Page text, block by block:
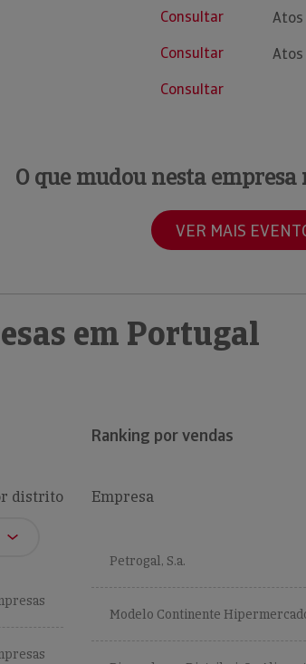
Consultar
Consultar
Consultar
Atos
O que mudou nesta
VER MAIS
em Portugal
distrito
Ranking por vendas
Empresa
Petrogal, S.a.
Modelo Continente